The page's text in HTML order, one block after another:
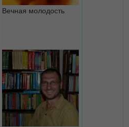
Вечная молодость